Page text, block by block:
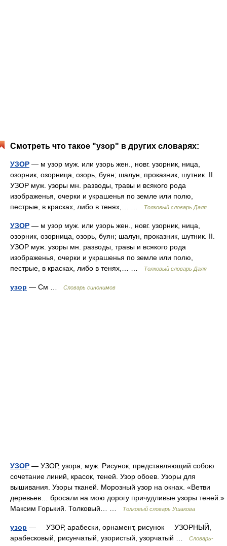
Смотреть что такое "узор" в других словарях:
УЗОР — м узор муж. или узорь жен., новг. узорник, ница,
озорник, озорница, озорь, буян; шалун, проказник, шутник. II.
УЗОР муж. узоры мн. разводы, травы и всякого рода
изображенья, очерки и украшенья по земле или полю,
пестрые, в красках, либо в тенях,… …
Толковый словарь Даля
УЗОР — м узор муж. или узорь жен., новг. узорник, ница,
озорник, озорница, озорь, буян; шалун, проказник, шутник. II.
УЗОР муж. узоры мн. разводы, травы и всякого рода
изображенья, очерки и украшенья по земле или полю,
пестрые, в красках, либо в тенях,… …
Толковый словарь Даля
узор — См … Словарь синонимов
УЗОР — УЗОР, узора, муж. Рисунок, представляющий собою
сочетание линий, красок, теней. Узор обоев. Узоры для
вышивания. Узоры тканей. Морозный узор на окнах. «Ветви
деревьев… бросали на мою дорогу причудливые узоры теней.»
Максим Горький. Толковый… …
Толковый словарь Ушакова
узор — УЗОР, арабески, орнамент, рисунок УЗОРНЫЙ,
арабесковый, рисунчатый, узористый, узорчатый …
Словарь-